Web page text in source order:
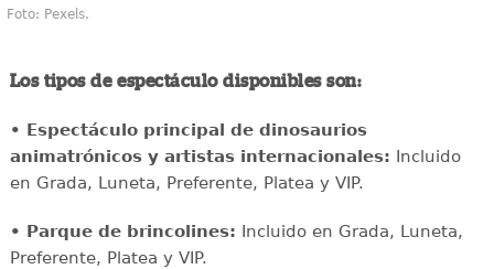
Foto: Pexels.
Los tipos de espectáculo disponibles son:
• Espectáculo principal de dinosaurios
animatrónicos y artistas internacionales: Incluido
en Grada, Luneta, Preferente, Platea y VIP.
• Parque de brincolines: Incluido en Grada, Luneta,
Preferente, Platea y VIP.